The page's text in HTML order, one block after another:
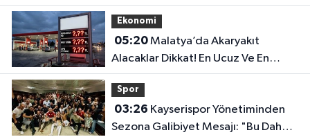
Olacak?
Ekonomi
05:20Malatya’da Akaryakıt
Alacaklar Dikkat! En Ucuz Ve En
Pahalı İlçe Belli Oldu
Spor
03:26
Sezona Galibiyet Mesajı: "Bu Daha